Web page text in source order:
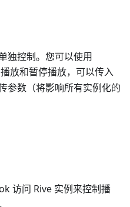
独控制。您可以使用
放和暂停播放，可以传入
参数（将影响所有实例化的
访问 Rive 实例来控制播